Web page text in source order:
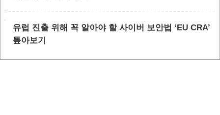
유럽 진출 위해 꼭 알아야 할 사이버 보안법 ‘EU CRA’
톺아보기